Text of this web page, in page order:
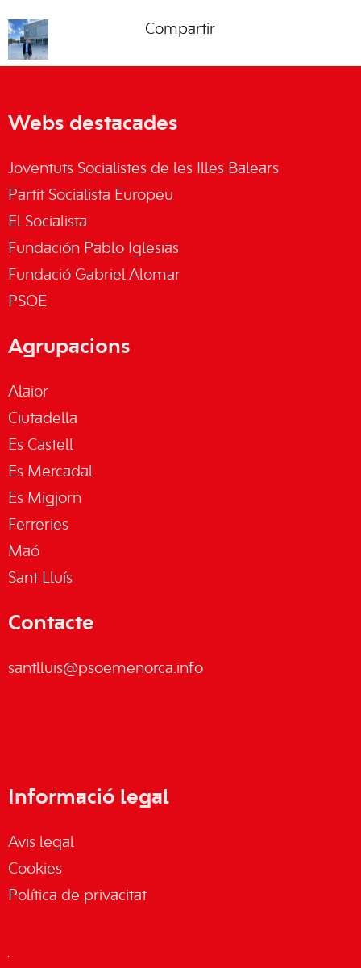
Compartir
Webs destacades
Joventuts Socialistes de les Illes Balears
Partit Socialista Europeu
El Socialista
Fundación Pablo Iglesias
Fundació Gabriel Alomar
PSOE
Agrupacions
Alaior
Ciutadella
Es Castell
Es Mercadal
Es Migjorn
Ferreries
Maó
Sant Lluís
Contacte
santlluis@psoemenorca.info
Informació legal
Avis legal
Cookies
Política de privacitat